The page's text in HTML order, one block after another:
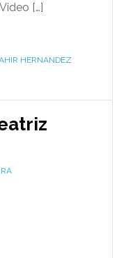
[…]
HERNANDEZ